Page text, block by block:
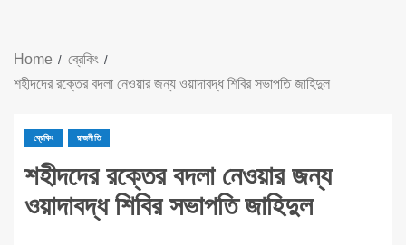
Home
ব্রেকিং
শহীদদের রক্তের বদলা নেওয়ার জন্য ওয়াদাবদ্ধ শিবির সভাপতি জাহিদুল
ব্রেকিং রাজনীতি
শহীদদের রক্তের বদলা নেওয়ার জন্য
ওয়াদাবদ্ধ শিবির সভাপতি জাহিদুল